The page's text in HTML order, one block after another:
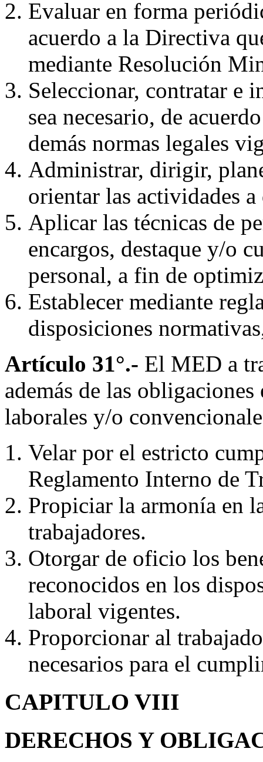
Evaluar en forma
acuerdo a la Directiva
mediante Resolución
Seleccionar, contratar e
sea necesario, de
demás normas legales
Administrar, dirigir,
orientar las actividades
Aplicar las técnicas de
encargos, destaque y/o
personal, a fin de
Establecer mediante
disposiciones
Artículo 31°.- El MED a
además de las
laborales y/o
Velar por el estricto
Reglamento Interno de
Propiciar la armonía en
trabajadores.
Otorgar de oficio los
reconocidos en los
laboral vigentes.
Proporcionar al
necesarios para el
CAPITULO VIII
DERECHOS Y